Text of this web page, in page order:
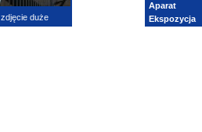
zdjęcie duże
Aparat
Ekspozycja